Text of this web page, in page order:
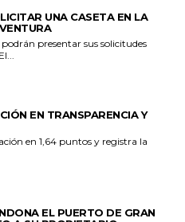
UNA CASETA EN LA
presentar sus solicitudes
hasta el próximo 11 de septiembre El...
EN TRANSPARENCIA Y
en 1,64 puntos y registra la
EL PUERTO DE GRAN